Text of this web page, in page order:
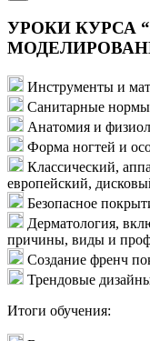
УРОКИ КУРСА
Инструменты и
Санитарные
Анатомия и
Форма ногтей и
Классический,
европейский,
Безопасное
Дерматология,
причины, виды и
Создание френч
Трендовые
Итоги обучения: